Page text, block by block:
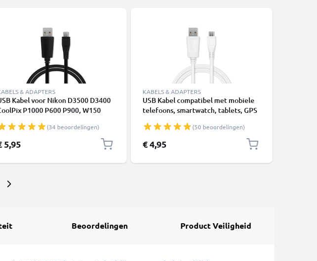
& ADAPTERS
Kabel voor Nikon D3500 D3400
P1000 P600 P900, W150
E20 UC-E21 Oplaadkabel 1A
foto PVC Datakabel zwart
(34 beoordelingen)
5,95
KABELS & ADAPTERS
USB Kabel compatibel met mobiele
telefoons, smartwatch, tablets, GPS
Laad Snoer PVC Datakabel wit
(50 beoordelingen)
€ 4,95
Beoordelingen Product Veiligheid